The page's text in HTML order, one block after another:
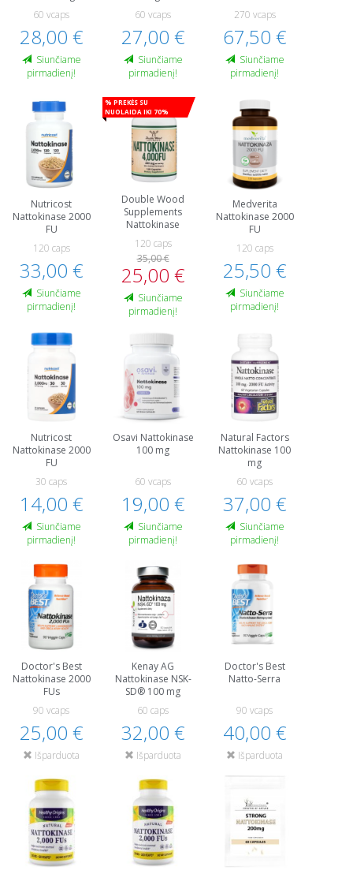
60 vcaps
28,00 €
Siunčiame
pirmadienį!
60 vcaps
27,00 €
Siunčiame
pirmadienį!
270 vcaps
67,50 €
Siunčiame
pirmadienį!
Nutricost
Nattokinase 2000
FU
120 caps
33,00 €
Siunčiame
pirmadienį!
% Prekės su
nuolaida iki 70%
Double Wood
Supplements
Nattokinase
120 caps
35,00 €
25,00 €
Siunčiame
pirmadienį!
Medverita
Nattokinase 2000
FU
120 caps
25,50 €
Siunčiame
pirmadienį!
Nutricost
Nattokinase 2000
FU
30 caps
14,00 €
Siunčiame
pirmadienį!
Osavi Nattokinase
100 mg
60 vcaps
19,00 €
Siunčiame
pirmadienį!
Natural Factors
Nattokinase 100
mg
60 vcaps
37,00 €
Siunčiame
pirmadienį!
Doctor's Best
Nattokinase 2000
FUs
90 vcaps
25,00 €
Išparduota
Kenay AG
Nattokinase NSK-
SD® 100 mg
60 caps
32,00 €
Išparduota
Doctor's Best
Natto-Serra
90 vcaps
40,00 €
Išparduota